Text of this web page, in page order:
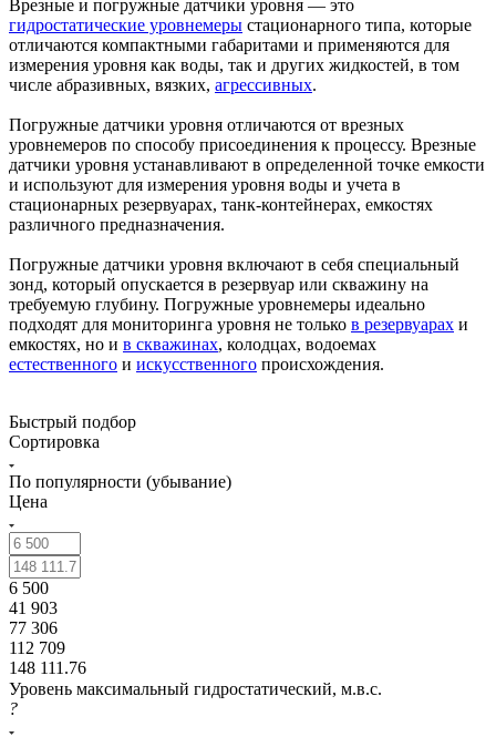
Врезные и погружные датчики уровня — это
гидростатические уровнемеры стационарного типа, которые
отличаются компактными габаритами и применяются для
измерения уровня как воды, так и других жидкостей, в том
числе абразивных, вязких, агрессивных.
Погружные датчики уровня отличаются от врезных
уровнемеров по способу присоединения к процессу. Врезные
датчики уровня устанавливают в определенной точке емкости
и используют для измерения уровня воды и учета в
стационарных резервуарах, танк-контейнерах, емкостях
различного предназначения.
Погружные датчики уровня включают в себя специальный
зонд, который опускается в резервуар или скважину на
требуемую глубину. Погружные уровнемеры идеально
подходят для мониторинга уровня не только в резервуарах и
емкостях, но и в скважинах, колодцах, водоемах
естественного и искусственного происхождения.
Быстрый подбор
Сортировка
По популярности (убывание)
Цена
6 500
41 903
77 306
112 709
148 111.76
Уровень максимальный гидростатический, м.в.с.
?